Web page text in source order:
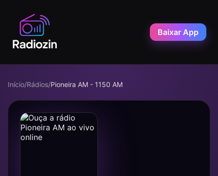
Baixar App
Início/Rádios/Pioneira AM - 1150 AM